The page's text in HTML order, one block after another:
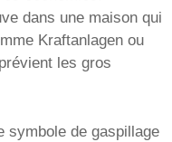
dans une maison qui
Kraftanlagen ou
les gros
symbole de gaspillage